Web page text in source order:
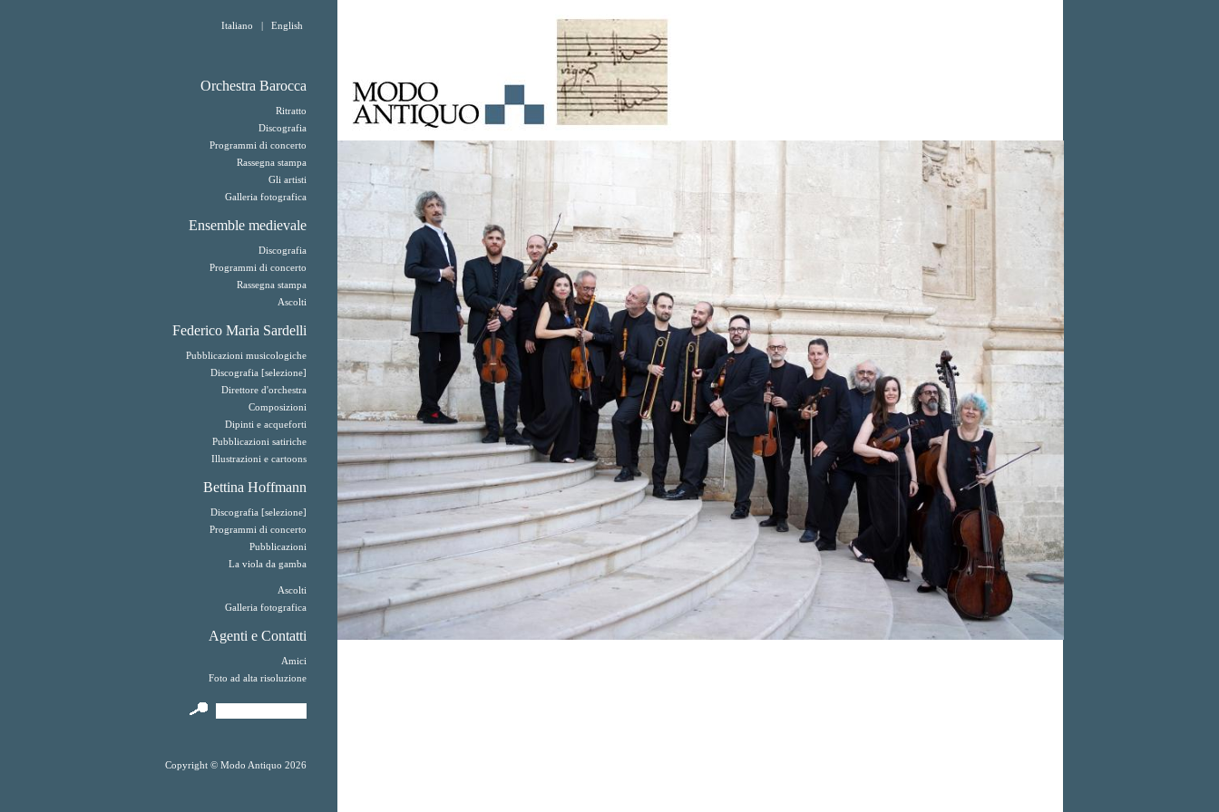
Italiano | English
Orchestra Barocca
Ritratto
Discografia
Programmi di concerto
Rassegna stampa
Gli artisti
Galleria fotografica
Ensemble medievale
Discografia
Programmi di concerto
Rassegna stampa
Ascolti
Federico Maria Sardelli
Pubblicazioni musicologiche
Discografia [selezione]
Direttore d'orchestra
Composizioni
Dipinti e acqueforti
Pubblicazioni satiriche
Illustrazioni e cartoons
Bettina Hoffmann
Discografia [selezione]
Programmi di concerto
Pubblicazioni
La viola da gamba
Ascolti
Galleria fotografica
Agenti e Contatti
Amici
Foto ad alta risoluzione
Copyright © Modo Antiquo 2026